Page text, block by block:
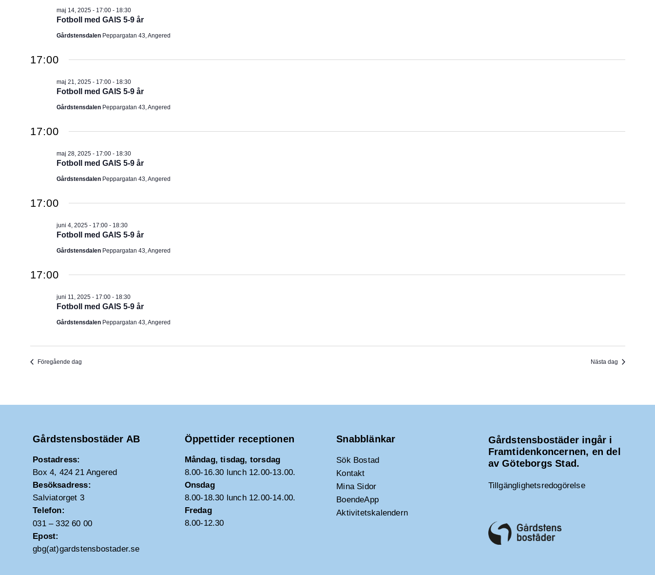
Fotboll med GAIS 5-9 år
maj 14, 2025 - 17:00- 18:30
Gårdstensdalen Peppargatan 43, Angered
17:00
Fotboll med GAIS 5-9 år
maj 21, 2025 - 17:00- 18:30
Gårdstensdalen Peppargatan 43, Angered
17:00
Fotboll med GAIS 5-9 år
maj 28, 2025 - 17:00- 18:30
Gårdstensdalen Peppargatan 43, Angered
17:00
Fotboll med GAIS 5-9 år
juni 4, 2025 - 17:00- 18:30
Gårdstensdalen Peppargatan 43, Angered
17:00
Fotboll med GAIS 5-9 år
juni 11, 2025 - 17:00- 18:30
Gårdstensdalen Peppargatan 43, Angered
Föregående dag Nästa dag
Gårdstensbostäder AB
Postadress:
Box 4, 424 21 Angered
Besöksadress:
Salviatorget 3
Telefon:
031 – 332 60 00
Epost:
gbg(at)gardstensbostader.se
Öppettider receptionen
Måndag, tisdag, torsdag
8.00-16.30 lunch 12.00-13.00.
Onsdag
8.00-18.30 lunch 12.00-14.00.
Fredag
8.00-12.30
Snabblänkar
Sök Bostad
Kontakt
Mina Sidor
BoendeApp
Aktivitetskalendern
Gårdstensbostäder ingår i
Framtidenkoncernen, en del
av Göteborgs Stad.
Tillgänglighetsredogörelse